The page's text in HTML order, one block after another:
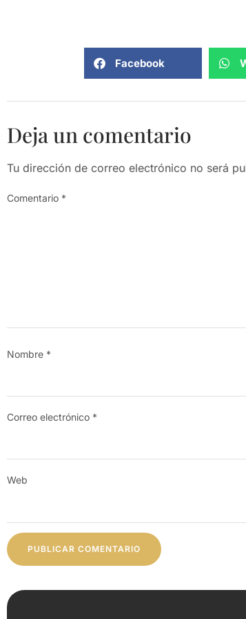
Facebook
Deja un comentario
Tu dirección de correo electrónico no será
Comentario *
Nombre *
Correo electrónico *
Web